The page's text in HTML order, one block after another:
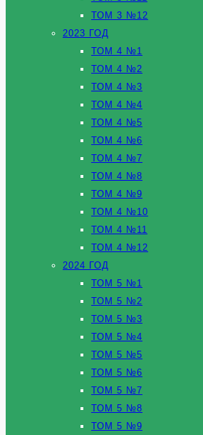
ТОМ 3 №12
2023 ГОД
ТОМ 4 №1
ТОМ 4 №2
ТОМ 4 №3
ТОМ 4 №4
ТОМ 4 №5
ТОМ 4 №6
ТОМ 4 №7
ТОМ 4 №8
ТОМ 4 №9
ТОМ 4 №10
ТОМ 4 №11
ТОМ 4 №12
2024 ГОД
ТОМ 5 №1
ТОМ 5 №2
ТОМ 5 №3
ТОМ 5 №4
ТОМ 5 №5
ТОМ 5 №6
ТОМ 5 №7
ТОМ 5 №8
ТОМ 5 №9